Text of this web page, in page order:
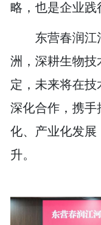
略，也是企业践
东营春润江
洲，深耕生物技
定，未来将在
深化合作，携手
化、产业化发展
升。